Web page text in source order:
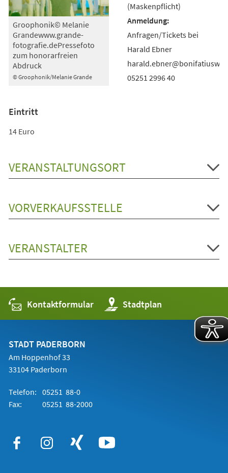
© Groophonik/Melanie Grande
Groophonik© Melanie
Grandewww.grande-
fotografie.dePressefoto
zum honorarfreien
Abdruck
(Maskenpflicht)
Anfragen/Tickets bei
Harald Ebner
05251 2996 40
Eintritt
14 Euro
VERANSTALTUNGSORT
VORVERKAUFSSTELLE
VERANSTALTER
Kontaktformular Stadtplan
(Öffnet
in
einem
STADT PADERBORN
Am Hoppenhof 33
33104 Paderborn
Telefon: 05251 88-0
Fax:
05251 88-2000